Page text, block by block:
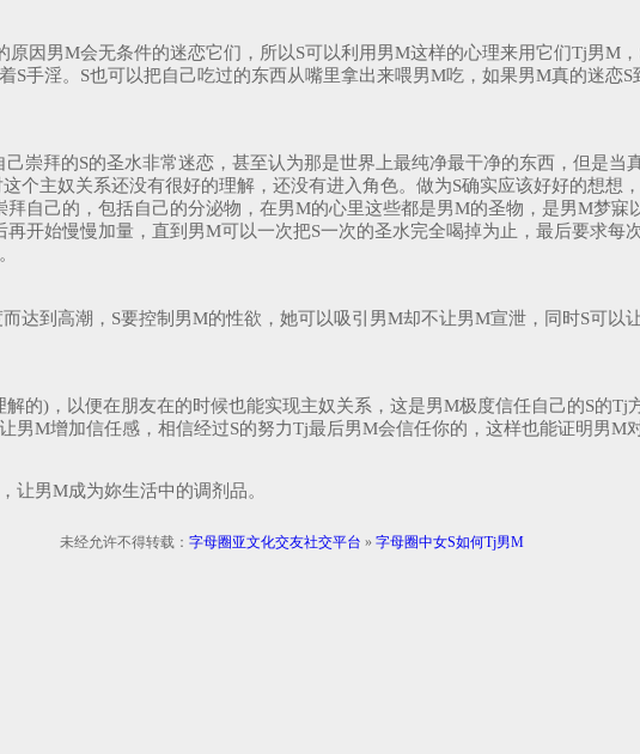
因男M会无条件的迷恋它们，所以S可以利用男M这样的心理来用它们Tj男M
手淫。S也可以把自己吃过的东西从嘴里拿出来喂男M吃，如果男M真的迷恋
崇拜的S的圣水非常迷恋，甚至认为那是世界上最纯净最干净的东西，但是当
个主奴关系还没有很好的理解，还没有进入角色。做为S确实应该好好的想想
自己的，包括自己的分泌物，在男M的心里这些都是男M的圣物，是男M梦寐
开始慢慢加量，直到男M可以一次把S一次的圣水完全喝掉为止，最后要求每
达到高潮，S要控制男M的性欲，她可以吸引男M却不让男M宣泄，同时S可以
的)，以便在朋友在的时候也能实现主奴关系，这是男M极度信任自己的S的
M增加信任感，相信经过S的努力Tj最后男M会信任你的，这样也能证明男M
让男M成为妳生活中的调剂品。
未经允许不得转载： 字母圈亚文化交友社交平台 » 字母圈中女S如何Tj男M